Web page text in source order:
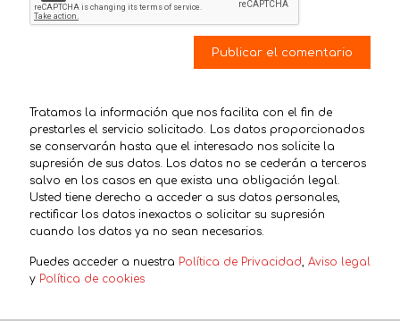
Tratamos la información que nos facilita con el fin de
prestarles el servicio solicitado. Los datos proporcionados
se conservarán hasta que el interesado nos solicite la
supresión de sus datos. Los datos no se cederán a terceros
salvo en los casos en que exista una obligación legal.
Usted tiene derecho a acceder a sus datos personales,
rectificar los datos inexactos o solicitar su supresión
cuando los datos ya no sean necesarios.
Puedes acceder a nuestra Política de Privacidad Aviso legal
y Política de cookies